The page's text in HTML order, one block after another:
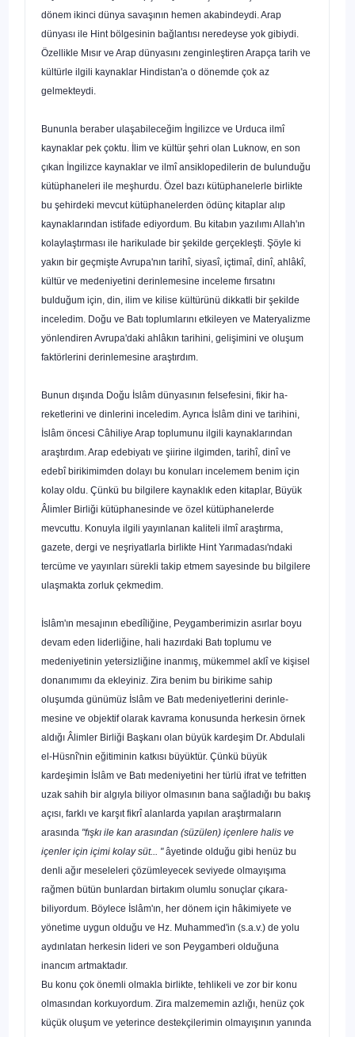
dönem ikinci dünya savaşının hemen akabindeydi. Arap
dünyası ile Hint bölgesinin bağlantısı neredey­se yok gibiydi.
Özellikle Mısır ve Arap dünyasını zenginleş­tiren Arapça tarih ve
kültürle ilgili kaynaklar Hindistan'a o dönemde çok az
gelmekteydi.
Bununla beraber ulaşabileceğim İngilizce ve Urduca ilmî
kaynaklar pek çoktu. İlim ve kültür şehri olan Luknow, en son
çıkan İngilizce kaynaklar ve ilmî ansiklopedilerin de bulun­duğu
kütüphaneleri ile meşhurdu. Özel bazı kütüphanelerle birlikte
bu şehirdeki mevcut kütüphanelerden ödünç kitaplar alıp
kaynaklarından istifade ediyordum. Bu kitabın yazılımı Allah'ın
kolaylaştırması ile harikulade bir şekilde gerçekleşti. Şöyle ki
yakın bir geçmişte Avrupa'nın tarihî, siyasî, içtimaî, dinî, ahlâkî,
kültür ve medeniyetini derinlemesine inceleme fırsatını
bulduğum için, din, ilim ve kilise kültürünü dikkatli bir şekilde
inceledim. Doğu ve Batı toplumlarını etkileyen ve Materyalizme
yönlendiren Avrupa'daki ahlâkın tarihini, geli­şimini ve oluşum
faktörlerini derinlemesine araştırdım.
Bunun dışında Doğu İslâm dünyasının felsefesini, fikir ha­
reketlerini ve dinlerini inceledim. Ayrıca İslâm dini ve tarihi­ni,
İslâm öncesi Câhiliye Arap toplumunu ilgili kaynakların­dan
araştırdım. Arap edebiyatı ve şiirine ilgimden, tarihî, dinî ve
edebî birikimimden dolayı bu konuları incelemem benim için
kolay oldu. Çünkü bu bilgilere kaynaklık eden kitaplar, Büyük
Âlimler Birliği kütüphanesinde ve özel kütüphaneler­de
mevcuttu. Konuyla ilgili yayınlanan kaliteli ilmî araştırma,
gazete, dergi ve neşriyatlarla birlikte Hint Yarımadası'ndaki
tercüme ve yayınları sürekli takip etmem sayesinde bu bilgi­lere
ulaşmakta zorluk çekmedim.
İslâm'ın mesajının ebedîliğine, Peygamberimizin asırlar boyu
devam eden liderliğine, hali hazırdaki Batı toplumu ve
medeniyetinin yetersizliğine inanmış, mükemmel aklî ve ki­şisel
donanımımı da ekleyiniz. Zira benim bu birikime sahip
oluşumda günümüz İslâm ve Batı medeniyetlerini derinle­
mesine ve objektif olarak kavrama konusunda herkesin örnek
aldığı Âlimler Birliği Başkanı olan büyük kardeşim Dr. Abdulali
el-Hüsnî'nin eğitiminin katkısı büyüktür. Çünkü büyük
kardeşimin İslâm ve Batı medeniyetini her türlü ifrat ve tef­ritten
uzak sahih bir algıyla biliyor olmasının bana sağladığı bu bakış
açısı, farklı ve karşıt fikrî alanlarda yapılan araştır­maların
arasında "fışkı ile kan arasından (süzülen) içenlere halis ve
içenler için içimi kolay süt... "âyetinde olduğu gibi henüz bu
denli ağır meseleleri çözümleyecek seviyede olmayışıma
rağmen bütün bunlardan birtakım olumlu sonuçlar çıkara­
biliyordum. Böylece İslâm'ın, her dönem için hâkimiyete ve
yönetime uygun olduğu ve Hz. Muhammed'in (s.a.v.) de yolu
aydınlatan herkesin lideri ve son Peygamberi olduğuna
inancım artmaktadır.
Bu konu çok önemli olmakla birlikte, tehlikeli ve zor bir konu
olmasından korkuyordum. Zira malzememin azlığı, henüz çok
küçük oluşum ve yeterince destekçilerimin olmayışı­nın yanında